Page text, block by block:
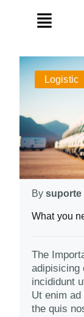
Logistic
By suporte
What you
The
adipisicing
incididunt
Ut enim
the quis